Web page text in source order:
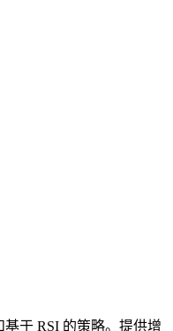
于 RSI 的策略。提供增